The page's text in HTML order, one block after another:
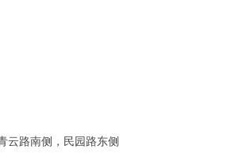
云路南侧，民园路东侧